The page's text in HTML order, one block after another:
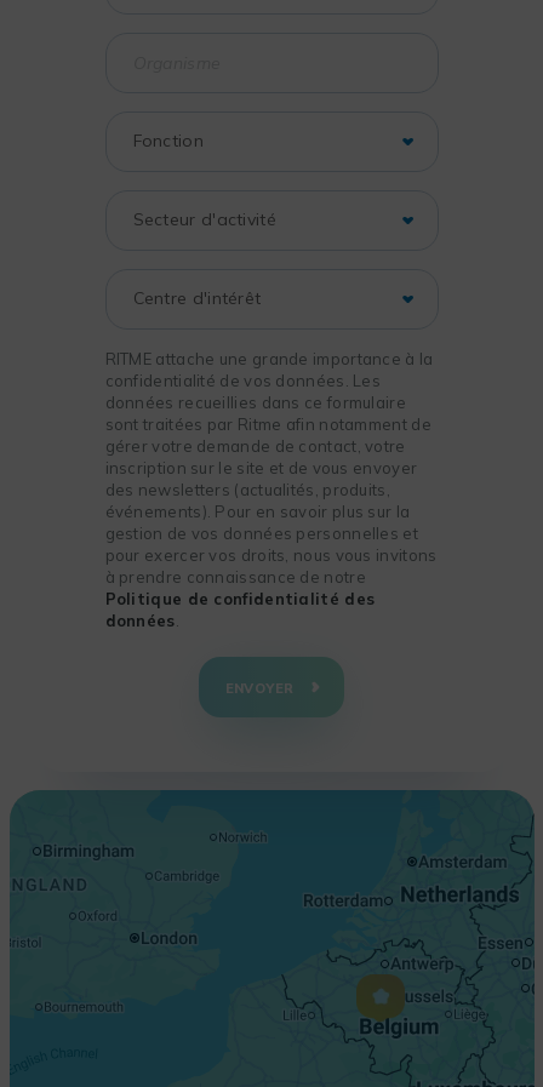
RITME attache une grande importance à la
confidentialité de vos données. Les
données recueillies dans ce formulaire
sont traitées par Ritme afin notamment de
gérer votre demande de contact, votre
inscription sur le site et de vous envoyer
des newsletters (actualités, produits,
événements). Pour en savoir plus sur la
gestion de vos données personnelles et
pour exercer vos droits, nous vous invitons
à prendre connaissance de notre
Politique de confidentialité des
données
ENVOYER